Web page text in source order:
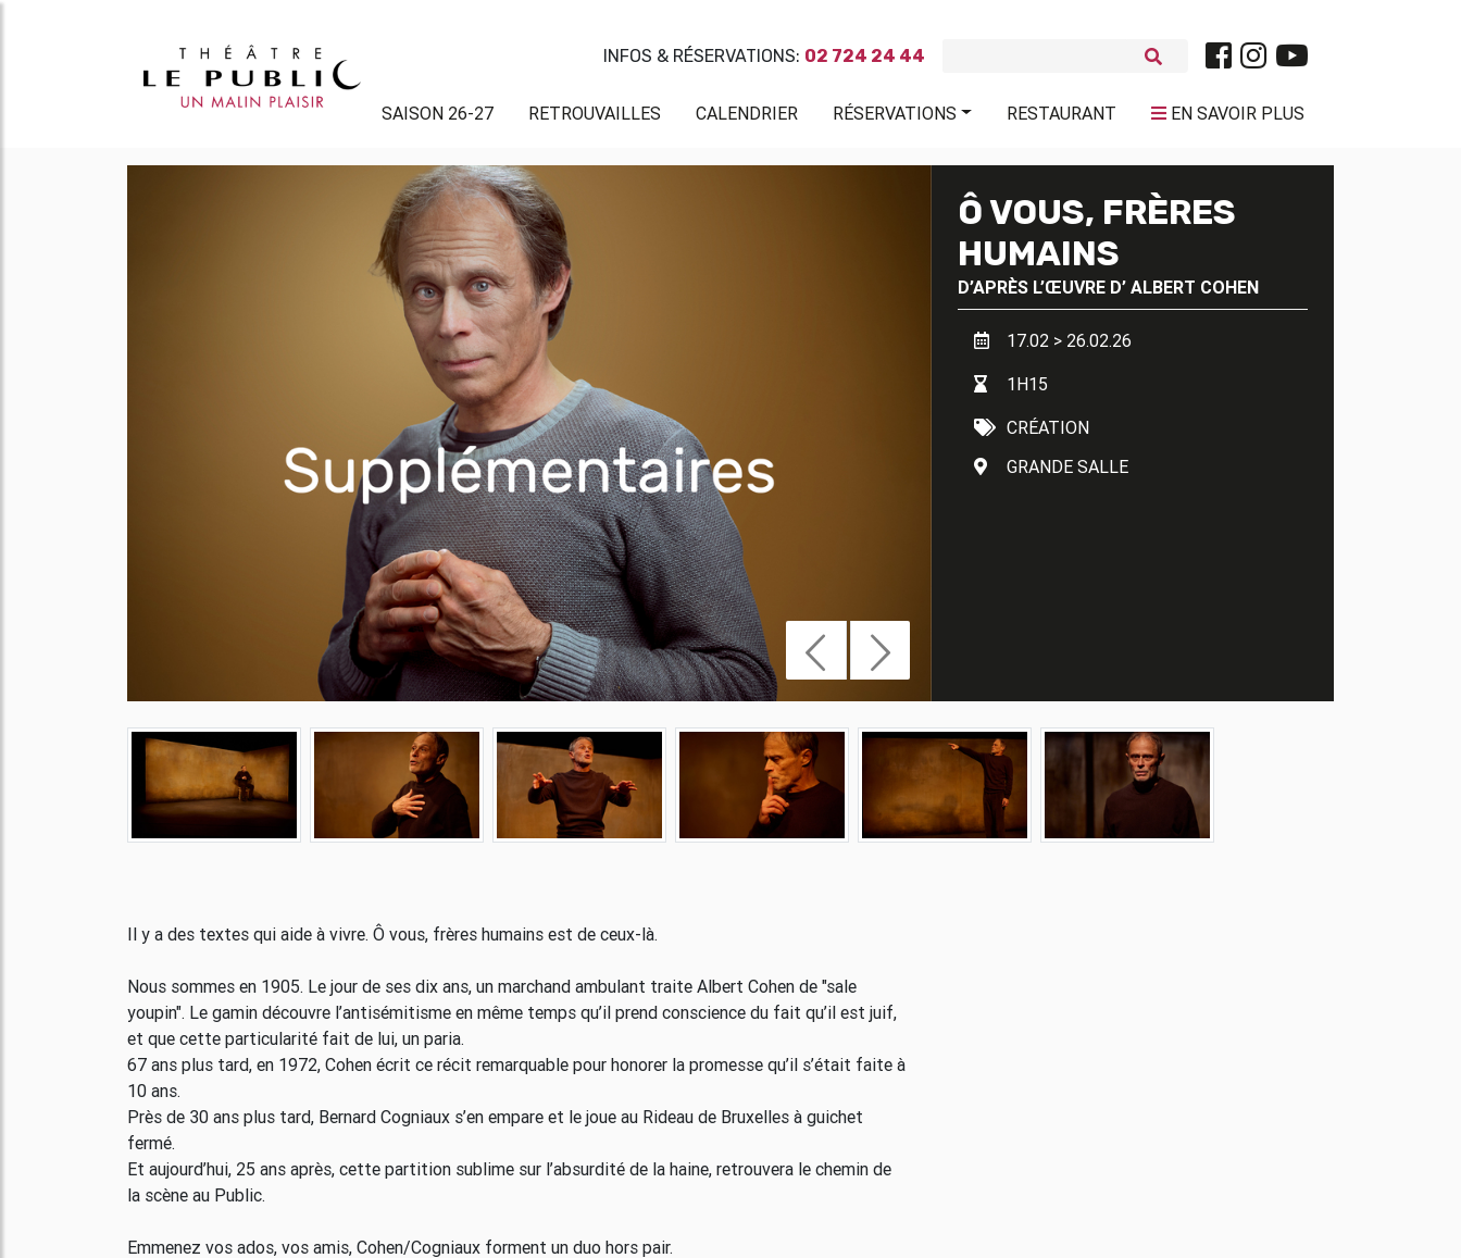
INFOS & RÉSERVATIONS: 02 724 24 44
SAISON 26-27 RETROUVAILLES CALENDRIER RÉSERVATIONS RESTAURANT EN SAVOIR PLUS
Ô VOUS, FRÈRES
HUMAINS
D’APRÈS L’ŒUVRE D’ ALBERT COHEN
17.02 > 26.02.26
1H15
CRÉATION
GRANDE SALLE
Il y a des textes qui aide à vivre. Ô vous, frères humains est de ceux-là.
Nous sommes en 1905. Le jour de ses dix ans, un marchand ambulant traite Albert Cohen de "sale
youpin". Le gamin découvre l’antisémitisme en même temps qu’il prend conscience du fait qu’il est juif,
et que cette particularité fait de lui, un paria.
67 ans plus tard, en 1972, Cohen écrit ce récit remarquable pour honorer la promesse qu’il s’était faite à
10 ans.
Près de 30 ans plus tard, Bernard Cogniaux s’en empare et le joue au Rideau de Bruxelles à guichet
fermé.
Et aujourd’hui, 25 ans après, cette partition sublime sur l’absurdité de la haine, retrouvera le chemin de
la scène au Public.
Emmenez vos ados, vos amis, Cohen/Cogniaux forment un duo hors pair.